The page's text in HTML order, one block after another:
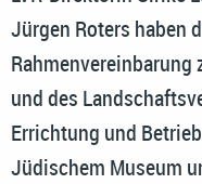
Jürgen Roters haben
und des
Errichtung und
Jüdischem Museum